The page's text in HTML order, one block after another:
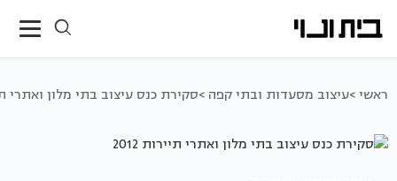
ראשי >עיצוב מסעדות ובתי קפה >סקירת כנס עיצוב בתי מלון ואתרי